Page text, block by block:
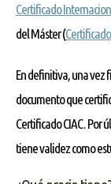
Certificado
del Máster (Certificado
En definitiva, una vez
documento que
Certificado CIAC. Por
tiene validez como